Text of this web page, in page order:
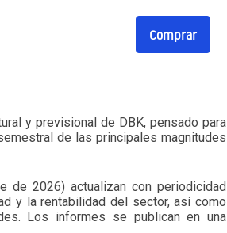
Comprar
y previsional de DBK, pensado para
de las principales magnitudes
de 2026) actualizan con periodicidad
y la rentabilidad del sector, así como
Los informes se publican en una